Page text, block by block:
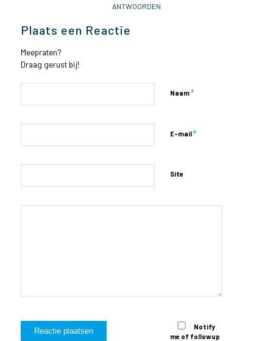
ANTWOORDEN
Plaats een Reactie
Meepraten?
Draag gerust bij!
Naam*
E-mail*
Site
Notify
me of followup